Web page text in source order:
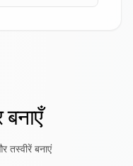
तस्वीरें बनाएं